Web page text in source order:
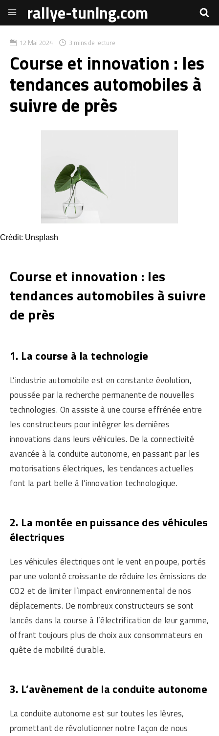
rallye-tuning.com
12 Mai 2024 3 mins de lecture
Course et innovation : les
tendances automobiles à
suivre de près
Crédit: Unsplash
Course et innovation : les
tendances automobiles à suivre
de près
1. La course à la technologie
L’industrie automobile est en constante évolution,
poussée par la recherche permanente de nouvelles
technologies. On assiste à une course effrénée entre
les constructeurs pour intégrer les dernières
innovations dans leurs véhicules. De la connectivité
avancée à la conduite autonome, en passant par les
motorisations électriques, les tendances actuelles
font la part belle à l’innovation technologique.
2. La montée en puissance des véhicules
électriques
Les véhicules électriques ont le vent en poupe, portés
par une volonté croissante de réduire les émissions de
CO2 et de limiter l’impact environnemental de nos
déplacements. De nombreux constructeurs se sont
lancés dans la course à l’électrification de leur gamme,
offrant toujours plus de choix aux consommateurs en
quête de mobilité durable.
3. L’avènement de la conduite autonome
La conduite autonome est sur toutes les lèvres,
promettant de révolutionner notre façon de nous